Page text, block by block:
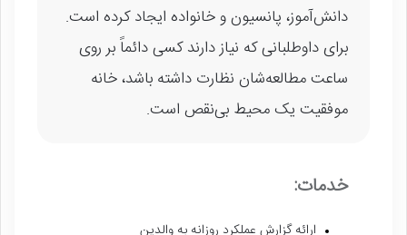
دانش‌آموز، پانسیون و خانواده ایجاد کرده است.
برای داوطلبانی که نیاز دارند کسی دائماً بر روی
ساعت مطالعه‌شان نظارت داشته باشد، خانه
موفقیت یک محیط بی‌نقص است.
خدمات:
ارائه گزارش عملکرد روزانه به والدین